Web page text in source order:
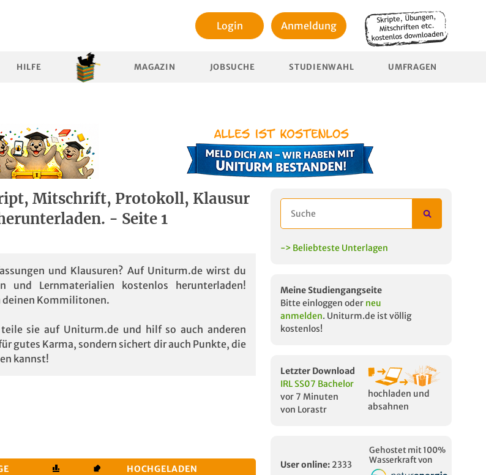
Login Anmeldung
HILFE MAGAZIN JOBSUCHE STUDIENWAHL UMFRAGEN
Mitschrift, Protokoll, Klausur
- Seite 1
und Klausuren? Auf Uniturm.de wirst du
Lernmaterialien kostenlos herunterladen!
deinen Kommilitonen.
sie auf Uniturm.de und hilf so auch anderen
gutes Karma, sondern sichert dir auch Punkte, die
kannst!
HOCHGELADEN
-> Beliebteste Unterlagen
Meine Studiengangseite
Bitte einloggen oder neu
anmelden. Uniturm.de ist völlig
kostenlos!
Letzter Download
IRL SS07 Bachelor
vor 7 Minuten
von Lorastr
hochladen und
absahnen
User online: 2333
Gehostet mit 100%
Wasserkraft von